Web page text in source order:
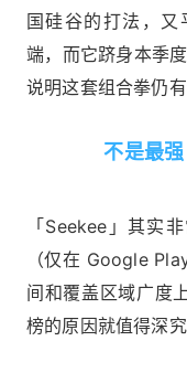
国硅谷的打法，
端，而它跻身本季
说明这套组合拳仍有
不是最强
「Seekee」其实
（仅在 Google
间和覆盖区域广度
榜的原因就值得深究